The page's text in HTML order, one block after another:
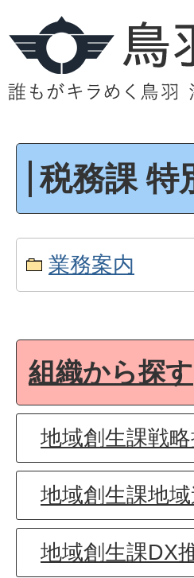
税務課 特
業務案内
組織から探す
地域創生課戦
地域創生課地
地域創生課DX